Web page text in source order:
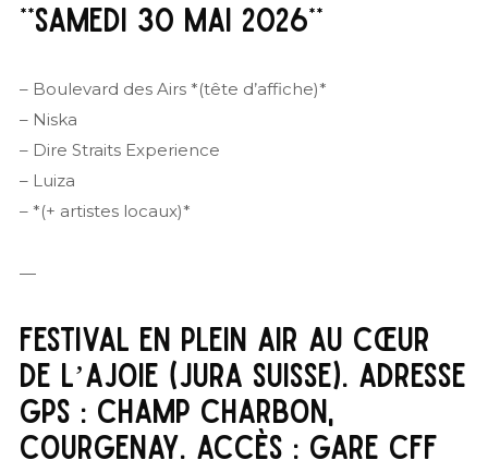
**SAMEDI 30 MAI 2026**
– Boulevard des Airs *(tête d’affiche)*
– Niska
– Dire Straits Experience
– Luiza
– *(+ artistes locaux)*
—
FESTIVAL EN PLEIN AIR AU CŒUR
DE L’AJOIE (JURA SUISSE). ADRESSE
GPS : CHAMP CHARBON,
COURGENAY. ACCÈS : GARE CFF